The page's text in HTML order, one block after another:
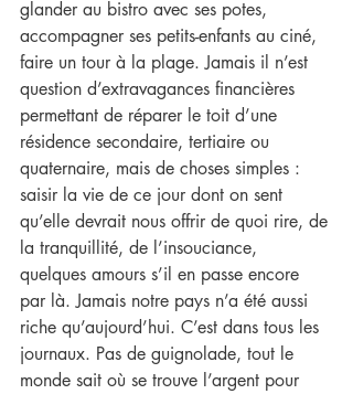
glander au bistro avec ses potes,
accompagner ses petits-enfants au ciné,
faire un tour à la plage. Jamais il n’est
question d’extravagances financières
permettant de réparer le toit d’une
résidence secondaire, tertiaire ou
quaternaire, mais de choses simples :
saisir la vie de ce jour dont on sent
qu’elle devrait nous offrir de quoi rire, de
la tranquillité, de l’insouciance,
quelques amours s’il en passe encore
par là. Jamais notre pays n’a été aussi
riche qu’aujourd’hui. C’est dans tous les
journaux. Pas de guignolade, tout le
monde sait où se trouve l’argent pour